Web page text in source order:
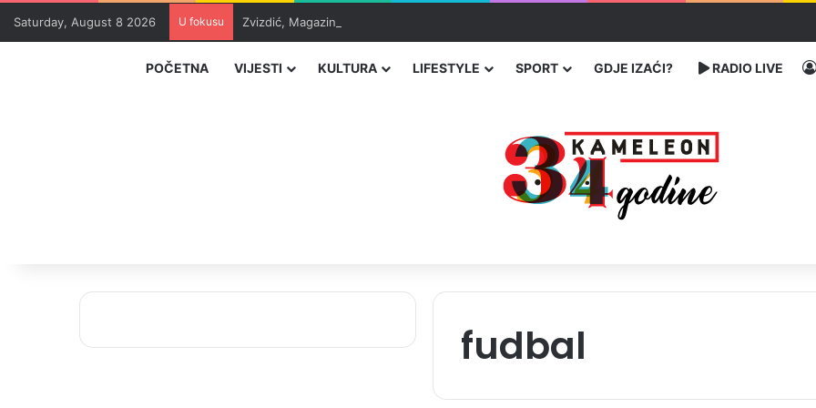
Saturday, August 8 2026 U fokusu Zvizdić, Magazinović i Kojović traže poseban status za Memorijalni centar Srebrenica
POČETNA VIJESTI KULTURA LIFESTYLE SPORT GDJE IZAĆI? RADIO LIVE
fudbal